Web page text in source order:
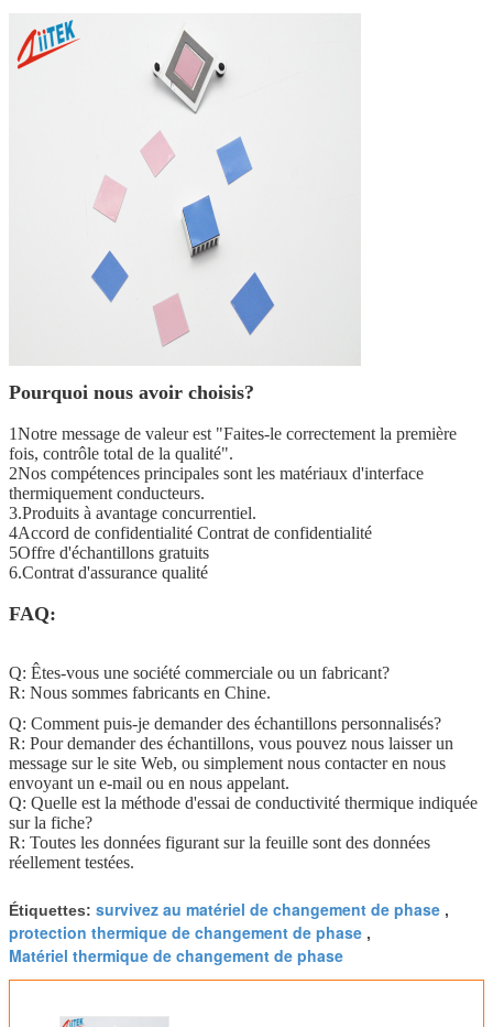
Pourquoi nous avoir choisis?
1Notre message de valeur est "Faites-le correctement la première
fois, contrôle total de la qualité".
2Nos compétences principales sont les matériaux d'interface
thermiquement conducteurs.
3.Produits à avantage concurrentiel.
4Accord de confidentialité Contrat de confidentialité
5Offre d'échantillons gratuits
6.Contrat d'assurance qualité
FAQ:
Q: Êtes-vous une société commerciale ou un fabricant?
R: Nous sommes fabricants en Chine.
Q: Comment puis-je demander des échantillons personnalisés?
R: Pour demander des échantillons, vous pouvez nous laisser un
message sur le site Web, ou simplement nous contacter en nous
envoyant un e-mail ou en nous appelant.
Q: Quelle est la méthode d'essai de conductivité thermique indiquée
sur la fiche?
R: Toutes les données figurant sur la feuille sont des données
réellement testées.
Étiquettes: survivez au matériel de changement de phase ,
protection thermique de changement de phase ,
Matériel thermique de changement de phase